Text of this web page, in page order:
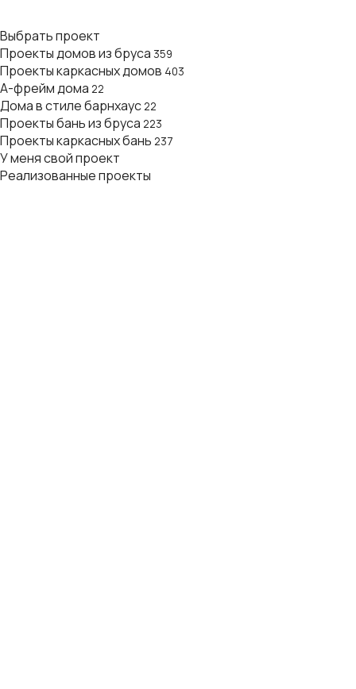
Выбрать проект
Проекты домов из бруса 359
Проекты каркасных домов 403
А-фрейм дома 22
Дома в стиле барнхаус22
Проекты бань из бруса 223
Проекты каркасных бань 237
У меня свой проект
Реализованные проекты